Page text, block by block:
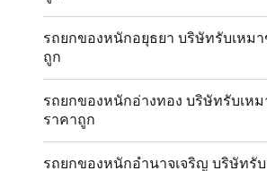
รถยกของหนักอยุธยา บริษัทรับเหม
ถูก
รถยกของหนักอ่างทอง บริษัทรับเห
ราคาถูก
รถยกของหนักอำนาจเจริญ บริษัทรั